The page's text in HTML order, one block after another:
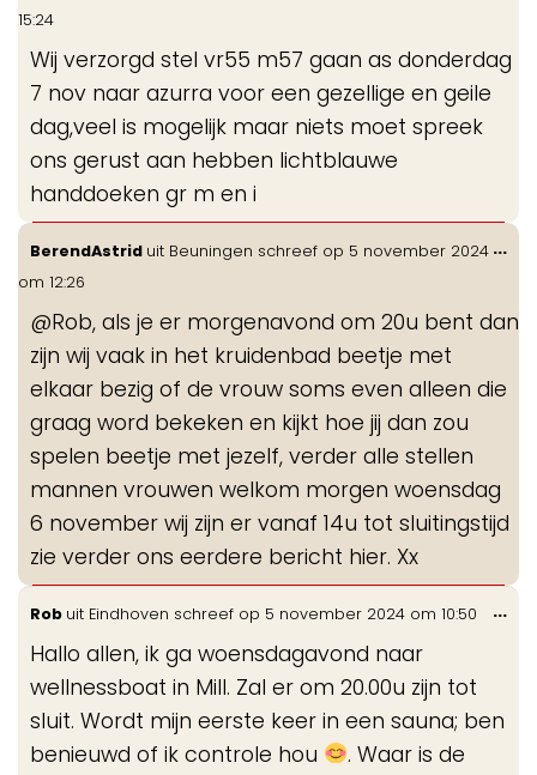
15:24
Wij verzorgd stel vr55 m57 gaan as donderdag
7 nov naar azurra voor een gezellige en geile
dag,veel is mogelijk maar niets moet spreek
ons gerust aan hebben lichtblauwe
handdoeken gr m en i
BerendAstrid uit Beuningen schreef op 5 november 2024
om 12:26
@Rob, als je er morgenavond om 20u bent dan
zijn wij vaak in het kruidenbad beetje met
elkaar bezig of de vrouw soms even alleen die
graag word bekeken en kijkt hoe jij dan zou
spelen beetje met jezelf, verder alle stellen
mannen vrouwen welkom morgen woensdag
6 november wij zijn er vanaf 14u tot sluitingstijd
zie verder ons eerdere bericht hier. Xx
...
Rob uit Eindhoven schreef op 5 november 2024 om 10:50
Hallo allen, ik ga woensdagavond naar
wellnessboat in Mill. Zal er om 20.00u zijn tot
sluit. Wordt mijn eerste keer in een sauna; ben
benieuwd of ik controle hou
. Waar is de
...